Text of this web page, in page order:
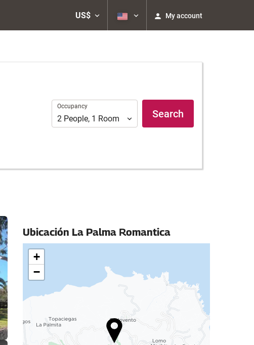
US$ My account
Occupancy
Occupancy
2 People, 1 Room Search
Ubicación La Palma Romantica
+
−